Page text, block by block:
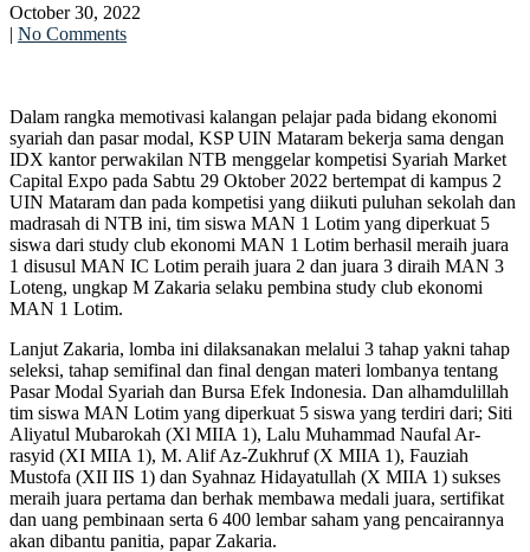
October 30, 2022
| No Comments
Dalam rangka memotivasi kalangan pelajar pada bidang ekonomi
syariah dan pasar modal, KSP UIN Mataram bekerja sama dengan
IDX kantor perwakilan NTB menggelar kompetisi Syariah Market
Capital Expo pada Sabtu 29 Oktober 2022 bertempat di kampus 2
UIN Mataram dan pada kompetisi yang diikuti puluhan sekolah dan
madrasah di NTB ini, tim siswa MAN 1 Lotim yang diperkuat 5
siswa dari study club ekonomi MAN 1 Lotim berhasil meraih juara
1 disusul MAN IC Lotim peraih juara 2 dan juara 3 diraih MAN 3
Loteng, ungkap M Zakaria selaku pembina study club ekonomi
MAN 1 Lotim.
Lanjut Zakaria, lomba ini dilaksanakan melalui 3 tahap yakni tahap
seleksi, tahap semifinal dan final dengan materi lombanya tentang
Pasar Modal Syariah dan Bursa Efek Indonesia. Dan alhamdulillah
tim siswa MAN Lotim yang diperkuat 5 siswa yang terdiri dari; Siti
Aliyatul Mubarokah (Xl MIIA 1), Lalu Muhammad Naufal Ar-
rasyid (XI MIIA 1), M. Alif Az-Zukhruf (X MIIA 1), Fauziah
Mustofa (XII IIS 1) dan Syahnaz Hidayatullah (X MIIA 1) sukses
meraih juara pertama dan berhak membawa medali juara, sertifikat
dan uang pembinaan serta 6 400 lembar saham yang pencairannya
akan dibantu panitia, papar Zakaria.